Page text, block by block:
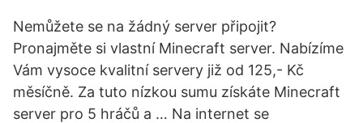
Nemůžete se na žádný server připojit?
Pronajměte si vlastní Minecraft server. Nabízíme
Vám vysoce kvalitní servery již od 125,- Kč
měsíčně. Za tuto nízkou sumu získáte Minecraft
server pro 5 hráčů a … Na internet se